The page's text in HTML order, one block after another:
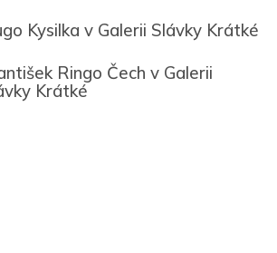
Kysilka v Galerii Slávky Krátké
Ringo Čech v Galerii
Krátké